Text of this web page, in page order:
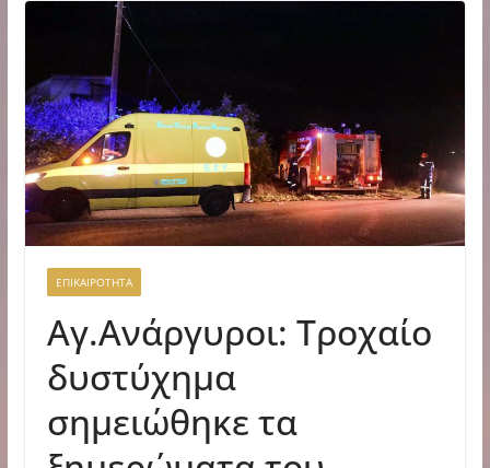
ΕΠΙΚΑΙΡΟΤΗΤΑ
Αγ.Ανάργυροι: Τροχαίο
δυστύχημα
σημειώθηκε τα